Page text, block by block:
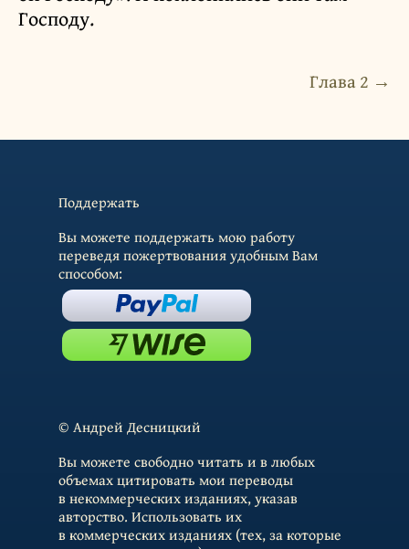
Господу.
Глава 2 →
Поддержать
Вы можете поддержать мою работу
переведя пожертвования удобным Вам
способом:
© Андрей Десницкий
Вы можете свободно читать и в любых
объемах цитировать мои переводы
в некоммерческих изданиях, указав
авторство. Использовать их
в коммерческих изданиях (тех, за которые